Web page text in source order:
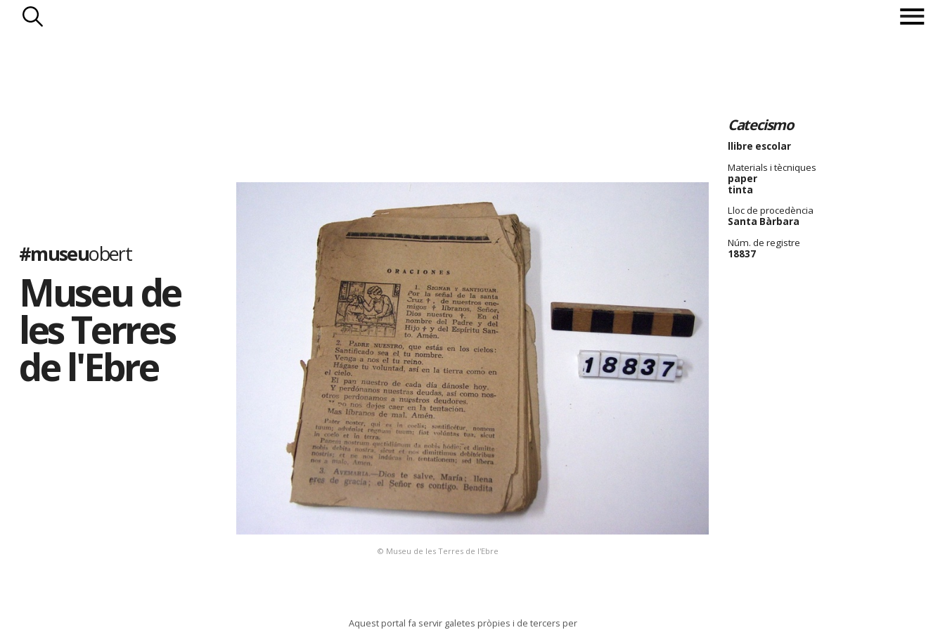
#museuobert
Museu de
les Terres
de l'Ebre
© Museu de les Terres de l'Ebre
Catecismo
llibre escolar
Materials i tècniques
paper
tinta
Lloc de procedència
Santa Bàrbara
Núm. de registre
18837
Aquest portal fa servir galetes pròpies i de tercers per